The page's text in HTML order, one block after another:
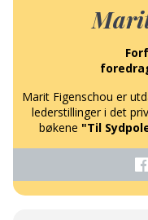
Marit Figenschou er
lederstillinger i det
bøkene "Til